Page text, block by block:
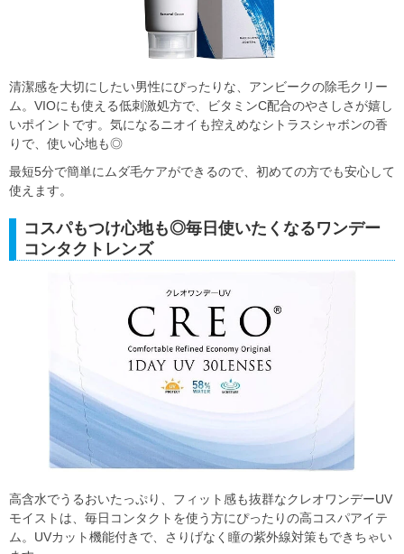
清潔感を大切にしたい男性にぴったりな、アンビークの除毛クリー
ム。VIOにも使える低刺激処方で、ビタミンC配合のやさしさが嬉し
いポイントです。気になるニオイも控えめなシトラスシャボンの香
りで、使い心地も◎
最短5分で簡単にムダ毛ケアができるので、初めての方でも安心して
使えます。
コスパもつけ心地も◎毎日使いたくなるワンデー
コンタクトレンズ
高含水でうるおいたっぷり、フィット感も抜群なクレオワンデーUV
モイストは、毎日コンタクトを使う方にぴったりの高コスパアイテ
ム。UVカット機能付きで、さりげなく瞳の紫外線対策もできちゃい